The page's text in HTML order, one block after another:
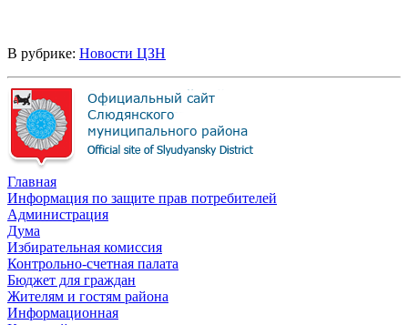
В рубрике: Новости ЦЗН
Главная
Информация по защите прав потребителей
Администрация
Дума
Избирательная комиссия
Контрольно-счетная палата
Бюджет для граждан
Жителям и гостям района
Информационная